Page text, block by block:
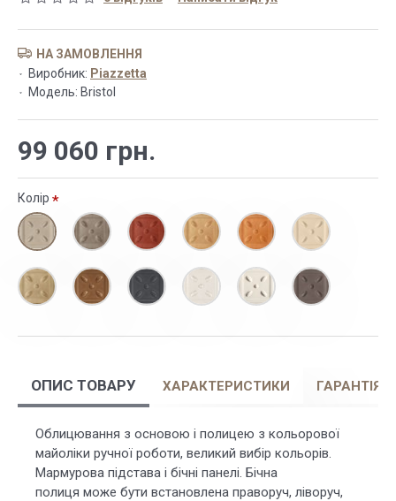
99 060 грн.
НА ЗАМОВЛЕННЯ
Виробник: Piazzetta
Модель: Bristol
Колір
ОПИС ТОВАРУ ХАРАКТЕРИСТИКИ ГАРАНТІЯ
Облицювання з основою і полицею з кольорової
майоліки ручної роботи, великий вибір кольорів.
Мармурова підстава і бічні панелі. Бічна
полиця може бути встановлена праворуч, ліворуч,